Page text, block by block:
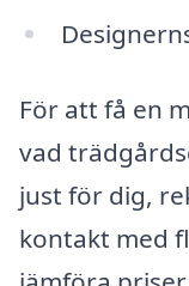
För att få en
vad
just för dig,
kontakt med